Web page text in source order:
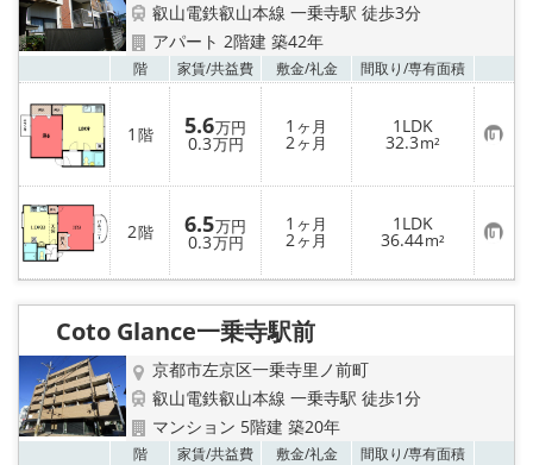
賃貸管理の北白川店
店舗情報·アクセス
会社概要
メールでお問い合わせ
叡山電鉄叡山本線 一乗寺駅 徒歩3分
アパート 2階建 築42年
階 家賃/共益費 敷金/礼金 間取り/専有面積
1 階 5.6万円
0.3万円
1 ヶ月
2ヶ月
1LDK
32.3m² お
気
に
入
り
登
録
2階 6.5万円
0.3万円
1 ヶ月
2ヶ月
1LDK
36.44m² お
気
に
入
り
Coto Glance一乗寺駅前
京都市左京区一乗寺里ノ前町
叡山電鉄叡山本線 一乗寺駅 徒歩1分
マンション 5階建 築20年
階 家賃/共益費 敷金/礼金 間取り/専有面積